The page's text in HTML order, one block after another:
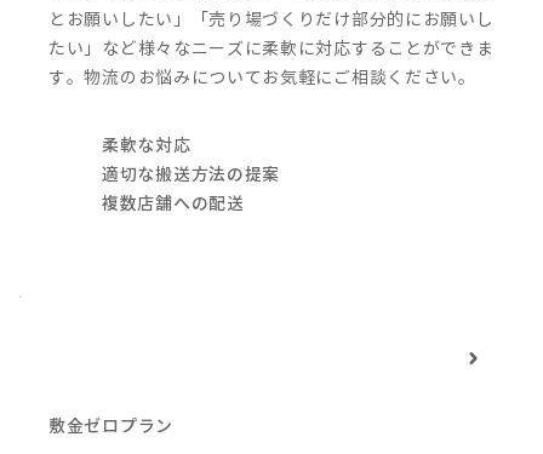
敷金ゼロプラン
柔軟な対応
適切な搬送方法の提案
複数店舗への配送
とお願いしたい」「売り場づくりだけ部分的にお願いし
たい」など様々なニーズに柔軟に対応することができま
す。物流のお悩みについてお気軽にご相談ください。